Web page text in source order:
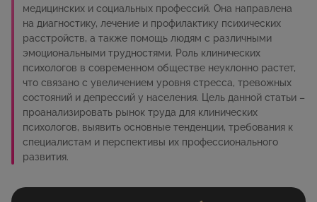
медицинских и социальных профессий. Она направлена
на диагностику, лечение и профилактику психических
расстройств, а также помощь людям с различными
эмоциональными трудностями. Роль клинических
психологов в современном обществе неуклонно растет,
что связано с увеличением уровня стресса, тревожных
состояний и депрессий у населения. Цель данной статьи –
проанализировать рынок труда для клинических
психологов, выявить основные тенденции, требования к
специалистам и перспективы их профессионального
развития.